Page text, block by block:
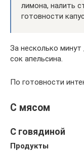
лимона, налить
готовности
За несколько минут
сок апельсина.
По готовности
С мясом
С говядиной
Продукты